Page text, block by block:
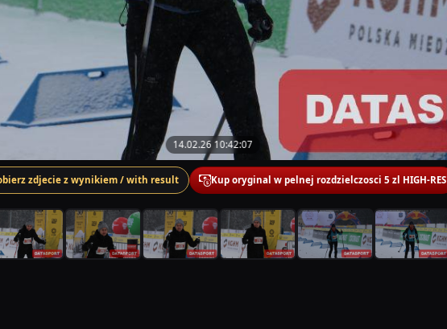
14.02.26 10:42:07
zdjecie z wynikiem / with result Kup oryginal w pelnej rozdzielczosci 5 zl HIGH-RES